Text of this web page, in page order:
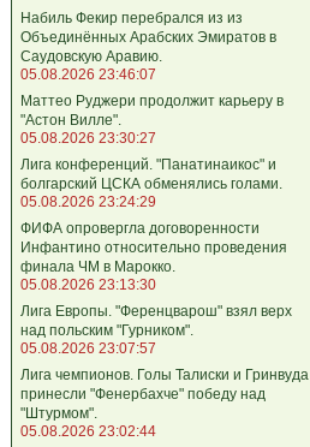
Набиль Фекир перебрался из из
Объединённых Арабских Эмиратов в
Саудовскую Аравию.
05.08.2026 23:46:07
Маттео Руджери продолжит карьеру в
"Астон Вилле".
05.08.2026 23:30:27
Лига конференций. "Панатинаикос" и
болгарский ЦСКА обменялись голами.
05.08.2026 23:24:29
ФИФА опровергла договоренности
Инфантино относительно проведения
финала ЧМ в Марокко.
05.08.2026 23:13:30
Лига Европы. "Ференцварош" взял верх
над польским "Гурником".
05.08.2026 23:07:57
Лига чемпионов. Голы Талиски и Гринвуда
принесли "Фенербахче" победу над
"Штурмом".
05.08.2026 23:02:44